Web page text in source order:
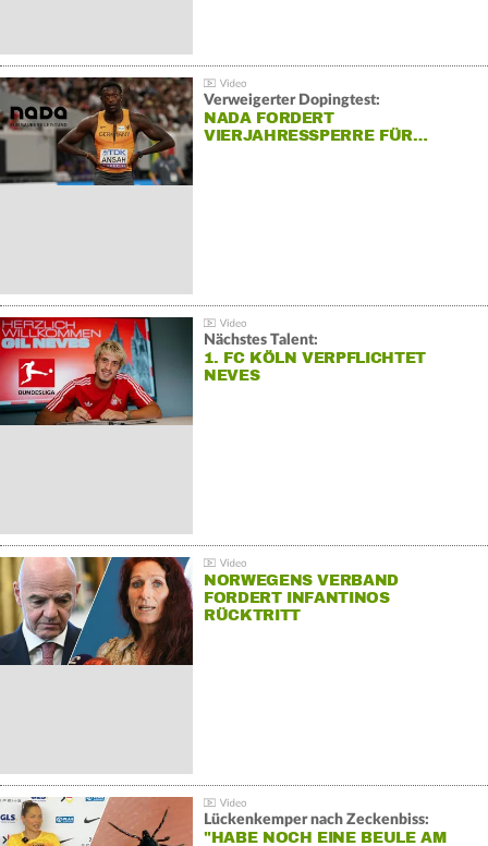
Verweigerter Dopingtest:
NADA FORDERT
VIERJAHRESSPERRE FÜR…
Nächstes Talent:
1. FC KÖLN VERPFLICHTET
NEVES
NORWEGENS VERBAND
FORDERT INFANTINOS
RÜCKTRITT
Lückenkemper nach Zeckenbiss:
"HABE NOCH EINE BEULE AM